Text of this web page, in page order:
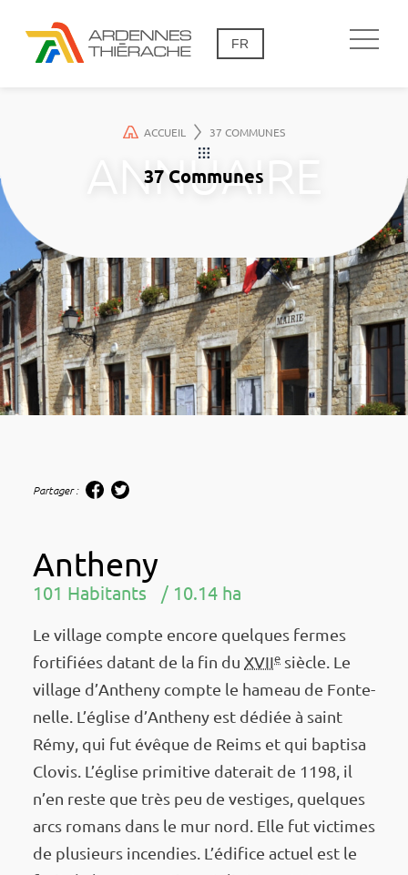
FR
ACCUEIL 37 COMMUNES
37 Communes
Antheny
101 Habitants 10.14 ha
Partager :
Le village compte encore quelques fermes
forti­fiées datant de la fin du XVIIe siècle. Le
village d’An­theny compte le hameau de Fonte­
nelle. L’église d’An­theny est dédiée à saint
Rémy, qui fut évêque de Reims et qui baptisa
Clovis. L’église primi­tive date­rait de 1198, il
n’en reste que très peu de vestiges, quelques
arcs romans dans le mur nord. Elle fut victimes
de plusieurs incen­dies. L’édi­fice actuel est le